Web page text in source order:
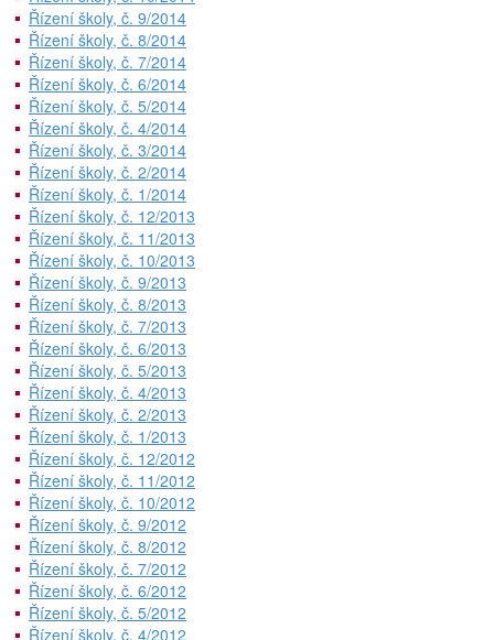
Řízení školy, č. 9/2014
Řízení školy, č. 8/2014
Řízení školy, č. 7/2014
Řízení školy, č. 6/2014
Řízení školy, č. 5/2014
Řízení školy, č. 4/2014
Řízení školy, č. 3/2014
Řízení školy, č. 2/2014
Řízení školy, č. 1/2014
Řízení školy, č. 12/2013
Řízení školy, č. 11/2013
Řízení školy, č. 10/2013
Řízení školy, č. 9/2013
Řízení školy, č. 8/2013
Řízení školy, č. 7/2013
Řízení školy, č. 6/2013
Řízení školy, č. 5/2013
Řízení školy, č. 4/2013
Řízení školy, č. 2/2013
Řízení školy, č. 1/2013
Řízení školy, č. 12/2012
Řízení školy, č. 11/2012
Řízení školy, č. 10/2012
Řízení školy, č. 9/2012
Řízení školy, č. 8/2012
Řízení školy, č. 7/2012
Řízení školy, č. 6/2012
Řízení školy, č. 5/2012
Řízení školy, č. 4/2012